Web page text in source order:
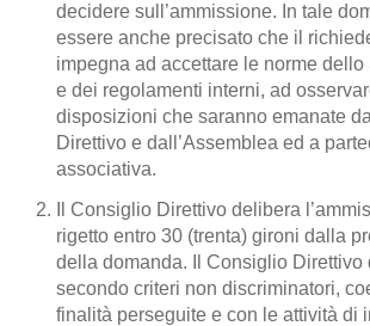
decidere sull’ammissione. In tale
essere anche precisato che il
impegna ad accettare le norme
e dei regolamenti interni, ad
disposizioni che saranno emanate
Direttivo e dall’Assemblea ed a
associativa.
Il Consiglio Direttivo delibera
rigetto entro 30 (trenta) gironi dalla
della domanda. Il Consiglio Direttivo
secondo criteri non discriminatori,
finalità perseguite e con le attività di